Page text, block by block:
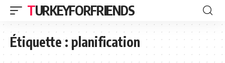
TURKEYFORFRIENDS
Étiquette :planification